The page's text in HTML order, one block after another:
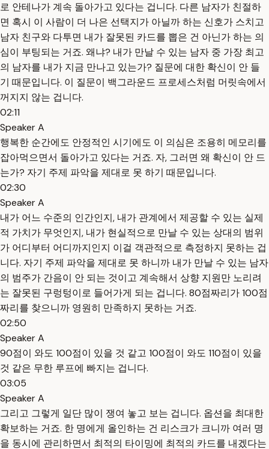
로 안테나가 계속 돌아가고 있다는 겁니다. 다른 남자가 친절하
면 혹시 이 사람이 더 나은 선택지가 아닐까 하는 신호가 스치고
남자 친구와 다투면 내가 잘못된 카드를 뽑은 건 아닌가 하는 의
심이 부팅되는 거죠. 왜냐? 내가 만날 수 있는 남자 중 가장 최고
의 남자를 내가 지금 만나고 있는가? 질문에 대한 확신이 안 들
기 때문입니다. 이 질문이 백그라운드 프로세스처럼 머릿속에서
꺼지지 않는 겁니다.
02:11
Speaker A
행복한 순간에도 안정적인 시기에도 이 의심은 조용히 메모리를
잡아먹으면서 돌아가고 있다는 거죠. 자, 그러면 왜 확신이 안 드
는가? 자기 주제 파악을 제대로 못 하기 때문입니다.
02:30
Speaker A
내가 어느 수준의 인간인지, 내가 관계에서 제공할 수 있는 실제
적 가치가 무엇인지, 내가 현실적으로 만날 수 있는 상대의 범위
가 어디부터 어디까지인지 이걸 객관적으로 측정하지 못하는 겁
니다. 자기 주제 파악을 제대로 못 하니까 내가 만날 수 있는 남자
의 범주가 간음이 안 되는 것이고 계속해서 상향 지원만 노리려
는 잘못된 구렁텅이로 들어가게 되는 겁니다. 80점짜리가 100점
짜리를 찾으니까 영원히 만족하지 못하는 거죠.
02:50
Speaker A
90점이 와도 100점이 있을 것 같고 100점이 와도 110점이 있을
것 같은 무한 루프에 빠지는 겁니다.
03:05
Speaker A
그리고 그렇게 일단 많이 쟁여 놓고 보는 겁니다. 옵션을 최대한
확보하는 거죠. 한 명에게 올인하는 건 리스크가 크니까 여러 명
을 동시에 관리하면서 최적의 타이밍에 최적의 카드를 내겠다는